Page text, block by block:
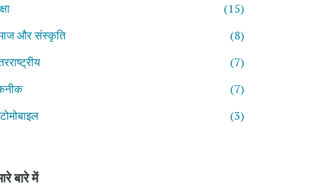
(15)
और संस्कृति
(8)
(7)
(7)
(3)
बारे में